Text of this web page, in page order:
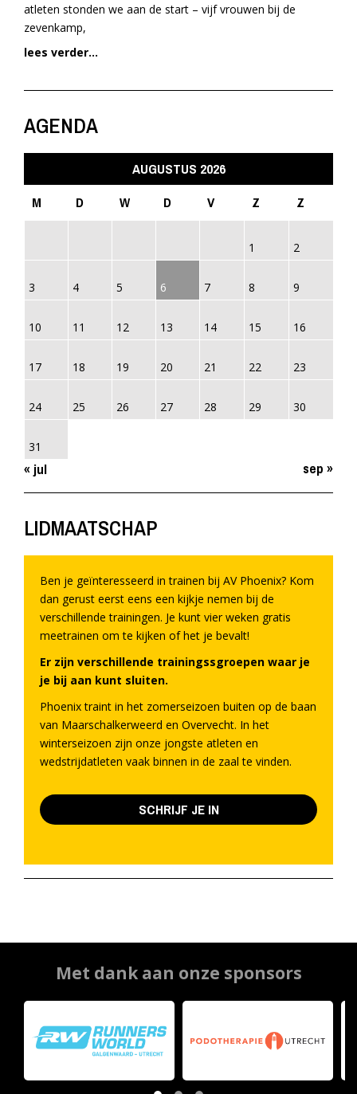
atleten stonden we aan de start – vijf vrouwen bij de
zevenkamp,
lees verder...
AGENDA
AUGUSTUS 2026
M
D W D V Z Z
1 2
3 4 5 6 7 8 9
10 11 12 13 14 15 16
17 18 19 20 21 22 23
24 25 26 27 28 29 30
31
« jul sep »
LIDMAATSCHAP
Ben je geïnteresseerd in trainen bij AV Phoenix? Kom
dan gerust eerst eens een kijkje nemen bij de
verschillende trainingen. Je kunt vier weken gratis
meetrainen om te kijken of het je bevalt!
Er zijn verschillende trainingssgroepen waar je
je bij aan kunt sluiten.
Phoenix traint in het zomerseizoen buiten op de baan
van Maarschalkerweerd en Overvecht. In het
winterseizoen zijn onze jongste atleten en
wedstrijdatleten vaak binnen in de zaal te vinden.
SCHRIJF JE IN
Met dank aan onze sponsors